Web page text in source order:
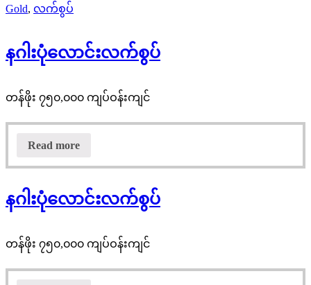
Gold, လက်စွပ်
နဂါးပုံလောင်းလက်စွပ်
တန်ဖိုး ၇၅၀,၀၀၀ ကျပ်ဝန်းကျင်
Read more
နဂါးပုံလောင်းလက်စွပ်
တန်ဖိုး ၇၅၀,၀၀၀ ကျပ်ဝန်းကျင်